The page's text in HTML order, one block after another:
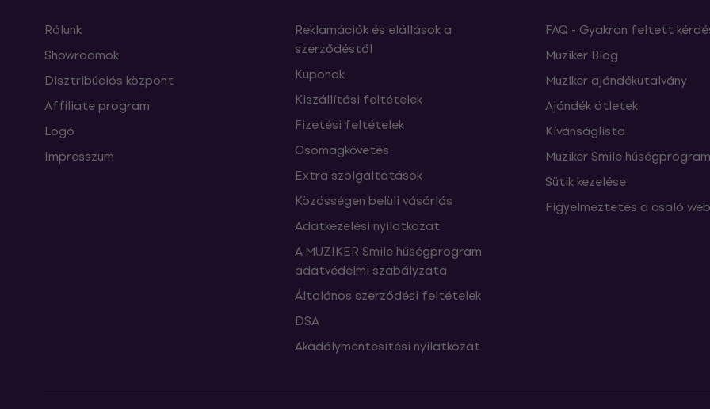
Rólunk
Showroomok
Disztribúciós központ
Affiliate program
Logó
Impresszum
Reklamációk és elállások a
szerződéstől
Kuponok
Kiszállítási feltételek
Fizetési feltételek
Csomagkövetés
Extra szolgáltatások
Közösségen belüli vásárlás
Adatkezelési nyilatkozat
A MUZIKER Smile hűségprogram
adatvédelmi szabályzata
Általános szerződési feltételek
DSA
Akadálymentesítési nyilatkozat
FAQ - Gyakran feltett
Muziker Blog
Muziker ajándékutalvány
Ajándék ötletek
Kívánságlista
Muziker Smile hűségprogram
Sütik kezelése
Figyelmeztetés a csaló